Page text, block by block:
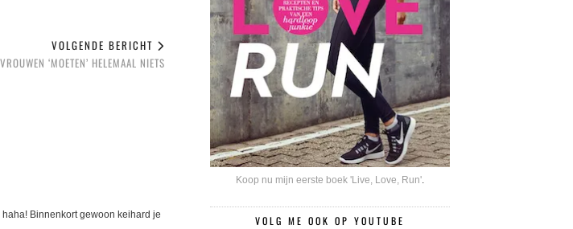
VOLGENDE BERICHT
‘MOETEN’ HELEMAAL NIETS
Binnenkort gewoon keihard je
Koop nu mijn eerste boek 'Live, Love, Run'.
VOLG ME OOK OP YOUTUBE